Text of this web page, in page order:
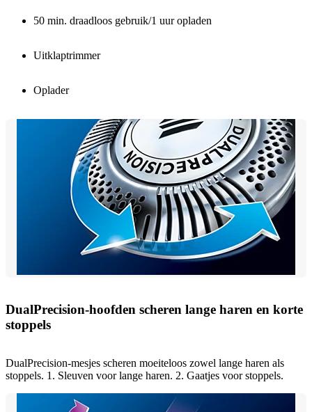
50 min. draadloos gebruik/1 uur opladen
Uitklaptrimmer
Oplader
DualPrecision-hoofden scheren lange haren en korte
stoppels
DualPrecision-mesjes scheren moeiteloos zowel lange haren als
stoppels. 1. Sleuven voor lange haren. 2. Gaatjes voor stoppels.